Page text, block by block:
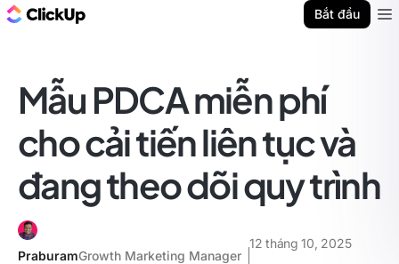
Bắt đầu
Mẫu PDCA miễn phí
cho cải tiến liên tục và
đang theo dõi quy trình
PraburamGrowth Marketing Manager
12 tháng 10, 2025